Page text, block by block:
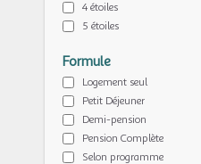
4 étoiles
5 étoiles
Formule
Logement seul
Petit Déjeuner
Demi-pension
Pension Complète
Selon programme